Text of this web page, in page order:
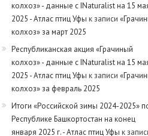
колхоз» - данные с INaturalist на 15
2025 - Атлас птиц Уфы к записи
колхоз» за март 2025
Республиканская акция «Грачиный
колхоз» - данные с INaturalist на 15
2025 - Атлас птиц Уфы к записи
колхоз» за февраль 2025
Итоги «Российской зимы 2024-2025»
Республике Башкортостан на конец
января 2025 г. - Атлас птиц Уфы к